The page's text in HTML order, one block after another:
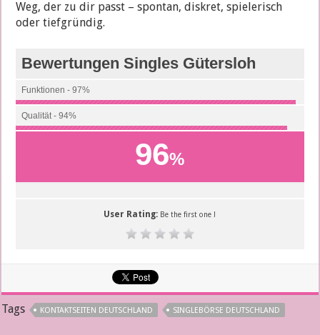
Weg, der zu dir passt – spontan, diskret, spielerisch
oder tiefgründig.
Bewertungen Singles Gütersloh
Funktionen - 97%
Qualität - 94%
96%
User Rating: Be the first one !
Tags KONTAKTSEITEN DEUTSCHLAND SINGLEBÖRSE DEUTSCHLAND